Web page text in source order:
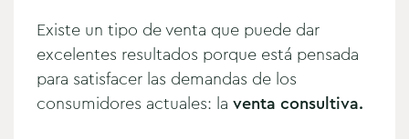
Existe un tipo de venta que puede dar
excelentes resultados porque está pensada
para satisfacer las demandas de los
consumidores actuales: la venta consultiva.